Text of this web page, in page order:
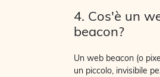
4. Cos'è un
beacon?
Un web beacon (o
un piccolo, invisibile